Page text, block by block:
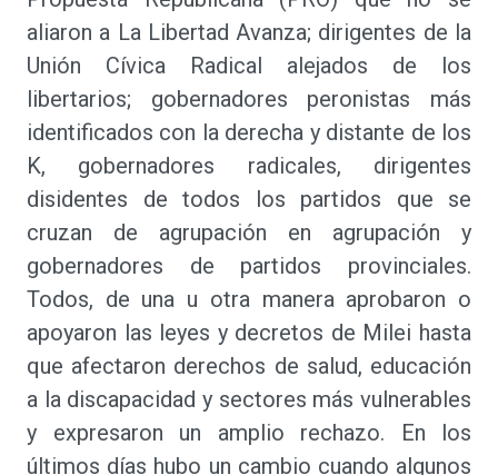
aliaron a La Libertad Avanza; dirigentes de la
Unión Cívica Radical alejados de los
libertarios; gobernadores peronistas más
identificados con la derecha y distante de los
K, gobernadores radicales, dirigentes
disidentes de todos los partidos que se
cruzan de agrupación en agrupación y
gobernadores de partidos provinciales.
Todos, de una u otra manera aprobaron o
apoyaron las leyes y decretos de Milei hasta
que afectaron derechos de salud, educación
a la discapacidad y sectores más vulnerables
y expresaron un amplio rechazo. En los
últimos días hubo un cambio cuando algunos